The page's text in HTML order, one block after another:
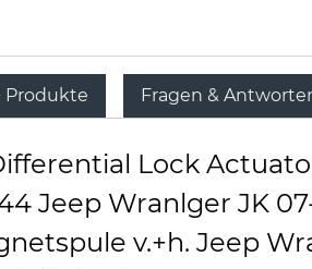
Produkte Fragen &
Lock
Jeep Wranlger JK
v.+h. Jeep